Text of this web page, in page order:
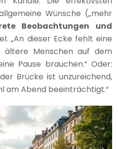
Wünsche („mehr
Beobachtungen und
„An dieser Ecke fehlt eine
ältere Menschen auf dem
Pause brauchen.“ Oder:
Brücke ist unzureichend,
am Abend beeinträchtigt.“